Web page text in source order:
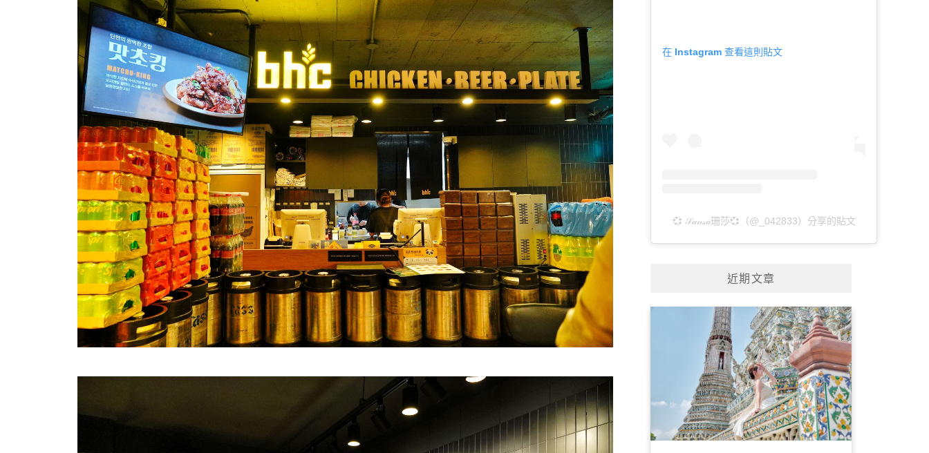
在 Instagram 查看這則貼文
💞 𝒮𝒶𝓃𝓈𝒶珊莎💞（@_042833）分享的貼文
近期文章